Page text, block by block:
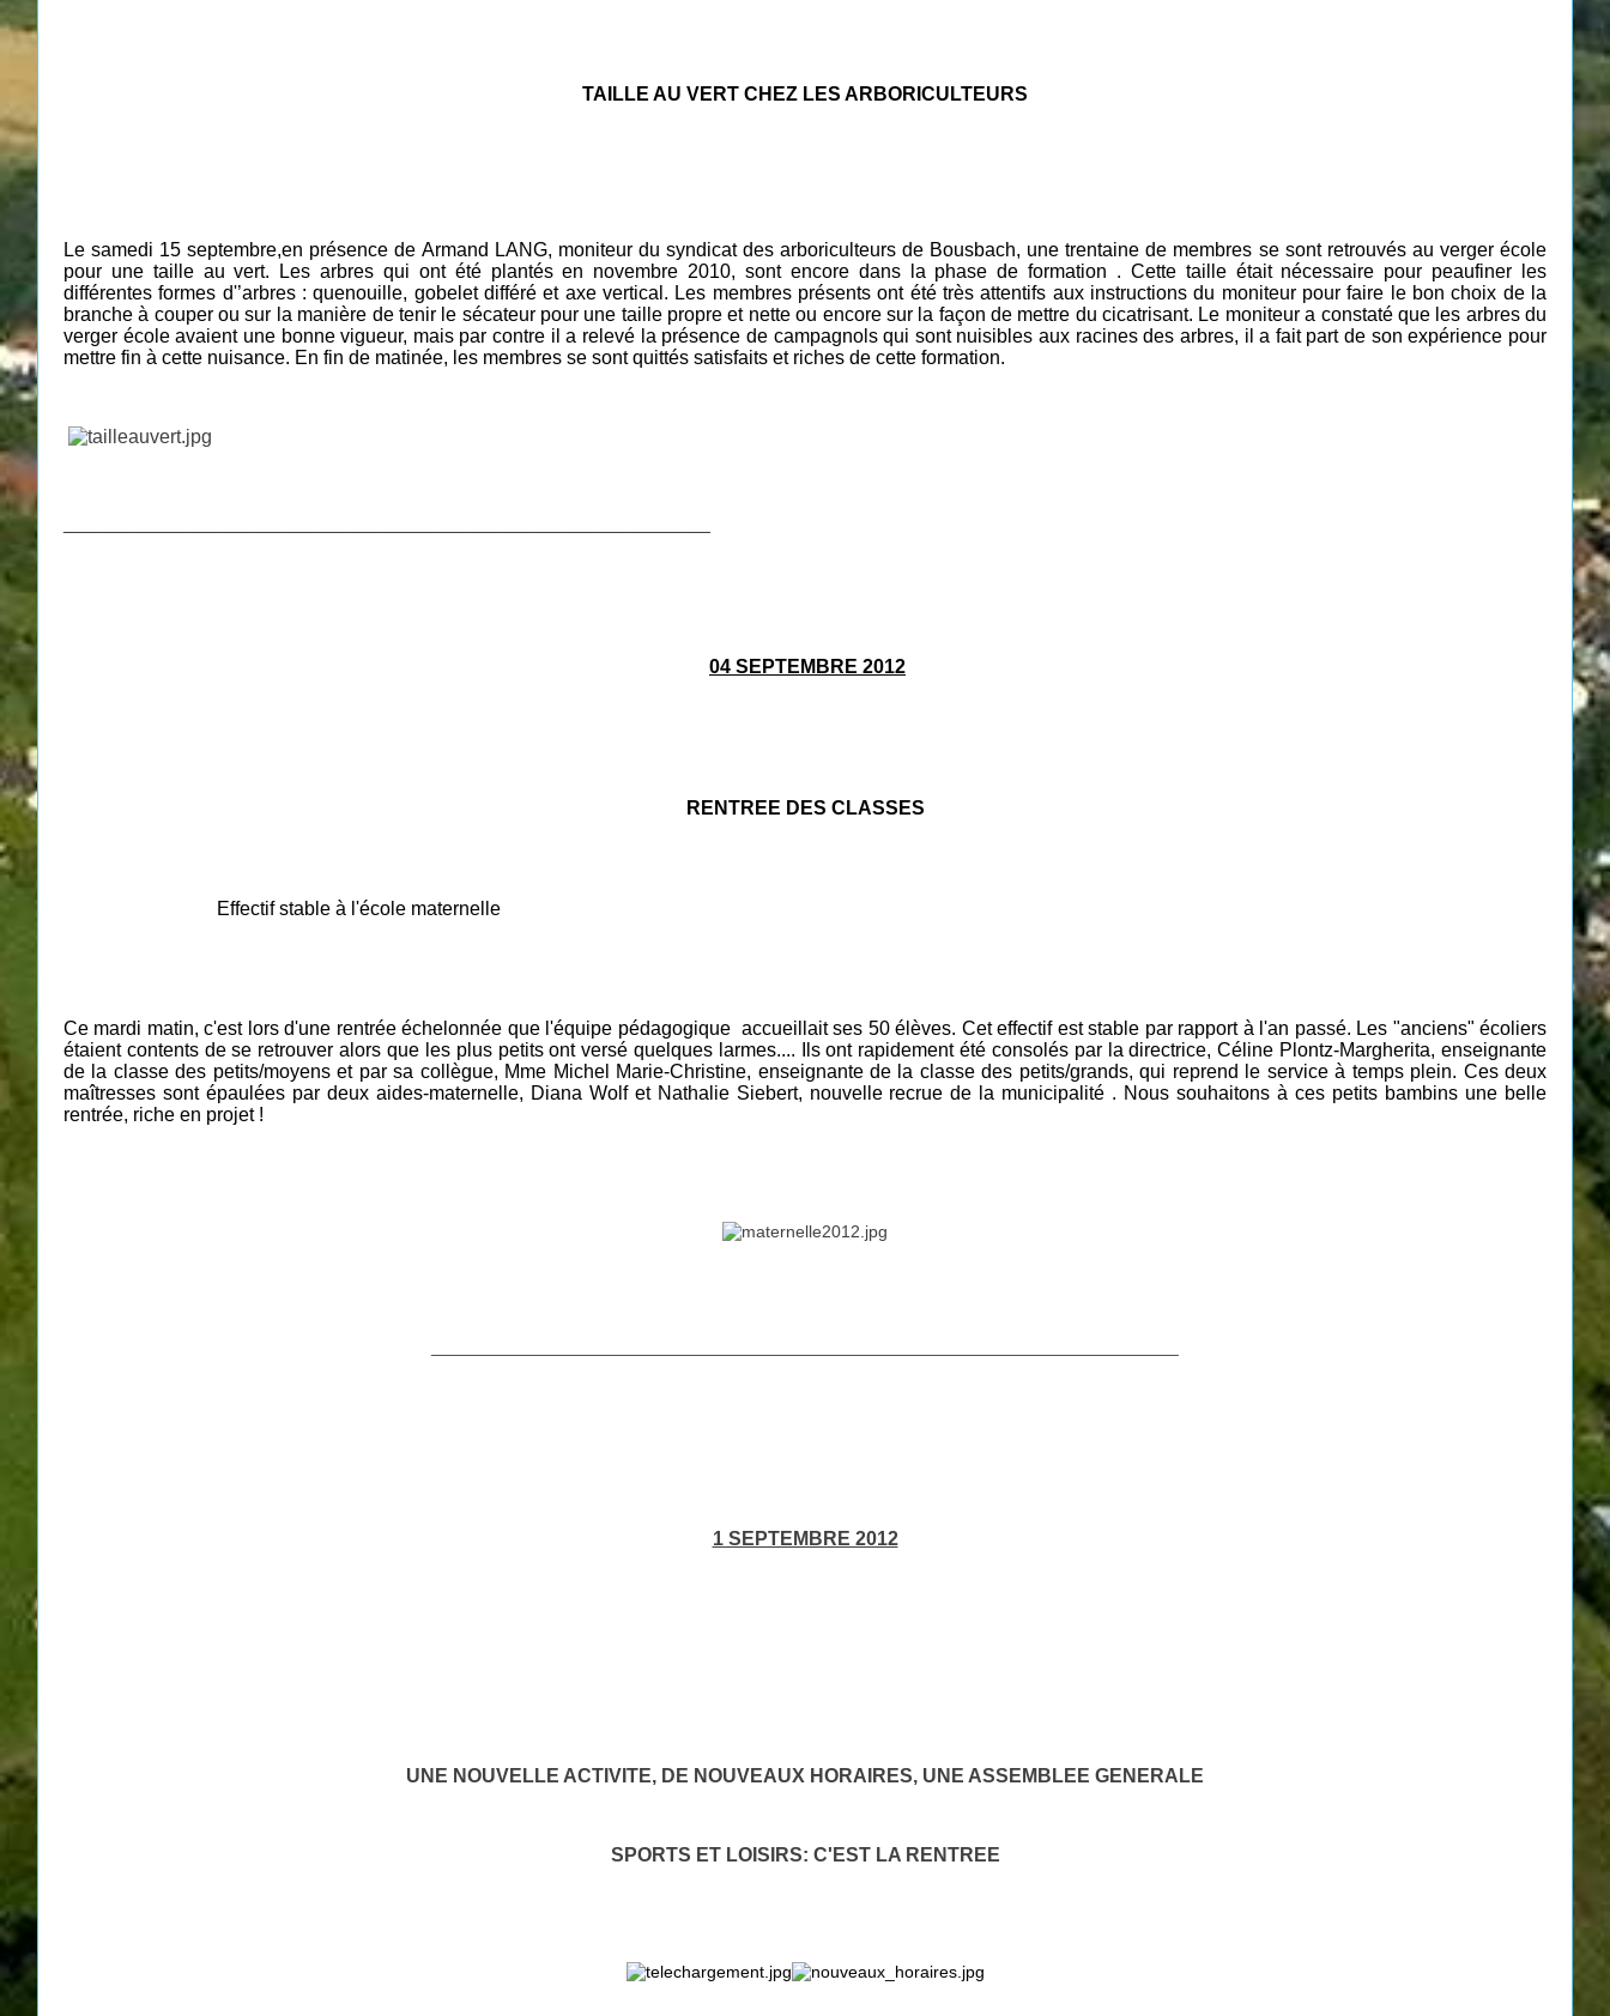
TAILLE AU VERT CHEZ LES ARBORICULTEURS
Le samedi 15 septembre,en présence de Armand LANG, moniteur du syndicat des arboriculteurs de Bousbach, une trentaine de membres se sont retrouvés au verger école
pour une taille au vert.
Les arbres qui ont été plantés en novembre 2010,sont encore dans la phase de formation . Cette taille était nécessaire pour peaufiner les
différentes formes d'’arbres : quenouille, gobelet différé et axe vertical. Les membres présents ont été très attentifs aux instructions du moniteur pour faire le bon choix de la
branche à couper ou sur la manière de tenir le sécateur pour une taille propre et nette ou encore sur la façon de mettre du cicatrisant. Le moniteur a constaté que les arbres du
verger école avaient une bonne vigueur, mais par contre il a relevé la présence de campagnols qui sont nuisibles aux racines des arbres, il a fait part de son expérience pour
mettre fin à cette nuisance. En fin de matinée, les membres se sont quittés satisfaits et riches de cette formation.
04 SEPTEMBRE 2012
RENTREE DES CLASSES
Effectif stable à l'école maternelle
Ce mardi matin, c'est lors d'une rentrée échelonnée que l'équipe pédagogique accueillait ses 50 élèves. Cet effectif est stable par rapport à l'an passé. Les "anciens" écoliers
étaient contents de se retrouver alors que les plus petits ont versé quelques larmes.... Ils ont rapidement été consolés par la directrice, Céline Plontz-Margherita, enseignante
de la classe des petits/moyens et par sa collègue, Mme Michel Marie-Christine, enseignante de la classe des petits/grands, qui reprend le service à temps plein. Ces deux
maîtresses sont épaulées par deux aides-maternelle, Diana Wolf et Nathalie Siebert, nouvelle recrue de la municipalité . Nous souhaitons à ces petits bambins une belle
rentrée, riche en projet !
1 SEPTEMBRE 2012
UNE NOUVELLE ACTIVITE, DE NOUVEAUX HORAIRES, UNE ASSEMBLEE GENERALE
SPORTS ET LOISIRS: C'EST LA RENTREE